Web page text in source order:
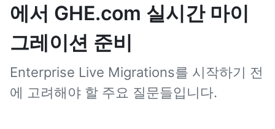
에서 GHE.com 실시간 마이
그레이션 준비
Enterprise Live Migrations를 시작하기 전
에 고려해야 할 주요 질문들입니다.